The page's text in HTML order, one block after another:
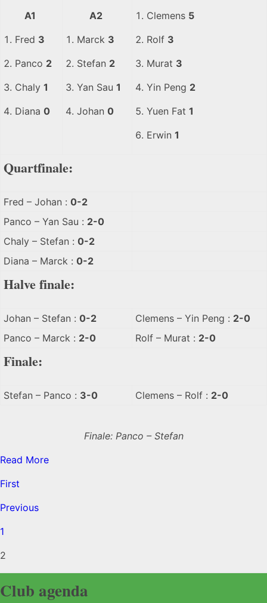
A1
Fred 3
Panco 2
Chaly 1
Diana 0
A2
Marck 3
Stefan 2
Yan Sau 1
Johan 0
Clemens 5
Rolf 3
Murat 3
Yin Peng 2
Yuen Fat 1
Erwin 1
Quartfinale:
Fred – Johan : 0-2
Panco – Yan Sau : 2-0
Chaly – Stefan : 0-2
Diana – Marck : 0-2
Halve finale:
Johan – Stefan : 0-2 Clemens – Yin Peng : 2-0
Panco – Marck : 2-0 Rolf – Murat : 2-0
Finale:
Stefan – Panco : 3-0 Clemens – Rolf : 2-0
Finale: Panco – Stefan
Read More
First
Previous
1
2
Club agenda